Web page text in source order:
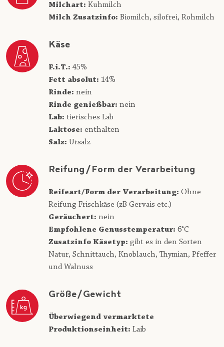
Milchart: Kuhmilch
Milch Zusatzinfo: Biomilch, silofrei, Rohmilch
Käse
F.i.T.: 45%
Fett absolut: 14%
Rinde: nein
Rinde genießbar: nein
Lab: tierisches Lab
Laktose: enthalten
Salz: Ursalz
Reifung/Form der Verarbeitung
Reifeart/Form der Verarbeitung: Ohne
Reifung Frischkäse (zB Gervais etc.)
Geräuchert: nein
Empfohlene Genusstemperatur: 6°C
Zusatzinfo Käsetyp: gibt es in den Sorten
Natur, Schnittauch, Knoblauch, Thymian, Pfeffer
und Walnuss
Größe/Gewicht
Überwiegend vermarktete
Produktionseinheit: Laib